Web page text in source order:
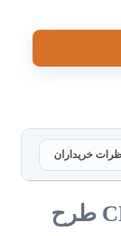
خریداران
چنگ رومی سگا CEGA طرح